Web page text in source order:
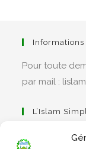
Informations
Pour toute
par mail :
L’Islam